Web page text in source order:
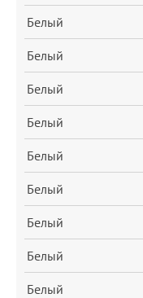
Белый
Белый
Белый
Белый
Белый
Белый
Белый
Белый
Белый